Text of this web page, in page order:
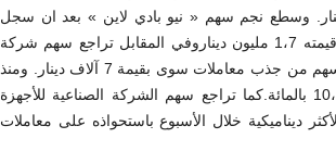
معاملات ضعيفة لم تتجاوز قيمتها 194 الف دينار. وسطع نجم سهم « نيو بادي لاين » بعد ان سجل
سعره قفزة بنسبة 9،1 بالمائة (6،450 د) وسط حجم تداول بلغت قيمته 1،7 مليون ديناروفي المقابل تراجع سهم شركة
المعامل الآلية بالساحل بنسبة 11،8 بالمائة (0،820 د) ولم يتمكن السهم من جذب معاملات سوى بقيمة 7 آلاف دينار. ومنذ
بداية سنة 2022 أظهر السهم اداء سلبيا اذ سجل تراجعا بنسبة 10،9 بالمائة.كما تراجع سهم الشركة الصناعية للأجهزة
(4،120 د) في ما بدا السهم الأكثر ديناميكية خلال الأسبوع باستحواذه على معاملات